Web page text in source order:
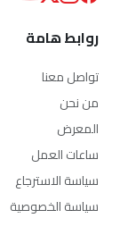
روابط هامة
تواصل معنا
من نحن
المعرض
ساعات العمل
سياسة الاسترجاع
سياسة الخصوصية